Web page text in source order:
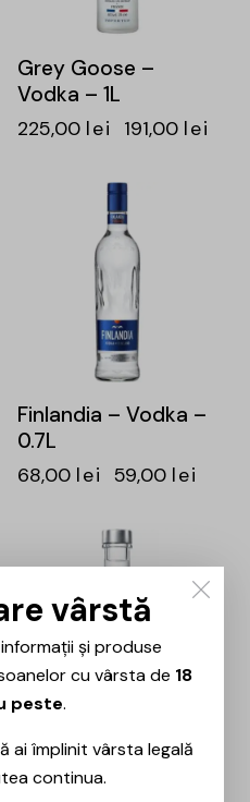
Grey Goose –
Vodka – 1L
225,00 lei 191,00 lei
Finlandia – Vodka –
0.7L
68,00 lei 59,00 lei
Absolut – Raspberry
Vodka – 0.7L
vârstă
și produse
cu vârsta de 18
peste.
ai împlinit vârsta legală
continua.